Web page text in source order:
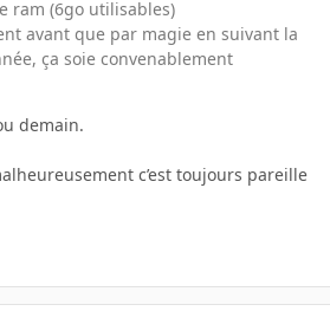
ram (6go utilisables)
avant que par magie en suivant la
ça soie convenablement
demain.
c’est toujours pareille